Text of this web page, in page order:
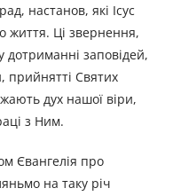
настанов, які Ісус
життя. Ці звернення,
заповідей,
прийнятті Святих
дух нашої віри,
з Ним.
Євангелія про
на таку річ